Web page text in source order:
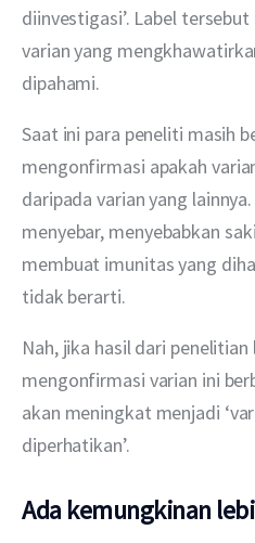
diinvestigasi’. Label
varian yang
dipahami.
Saat ini para peneliti masih
mengonfirmasi apakah
daripada varian yang
menyebar, menyebabkan
membuat imunitas yang
tidak berarti.
Nah, jika hasil dari
mengonfirmasi varian ini
akan meningkat menjadi
diperhatikan’.
Ada kemungkinan